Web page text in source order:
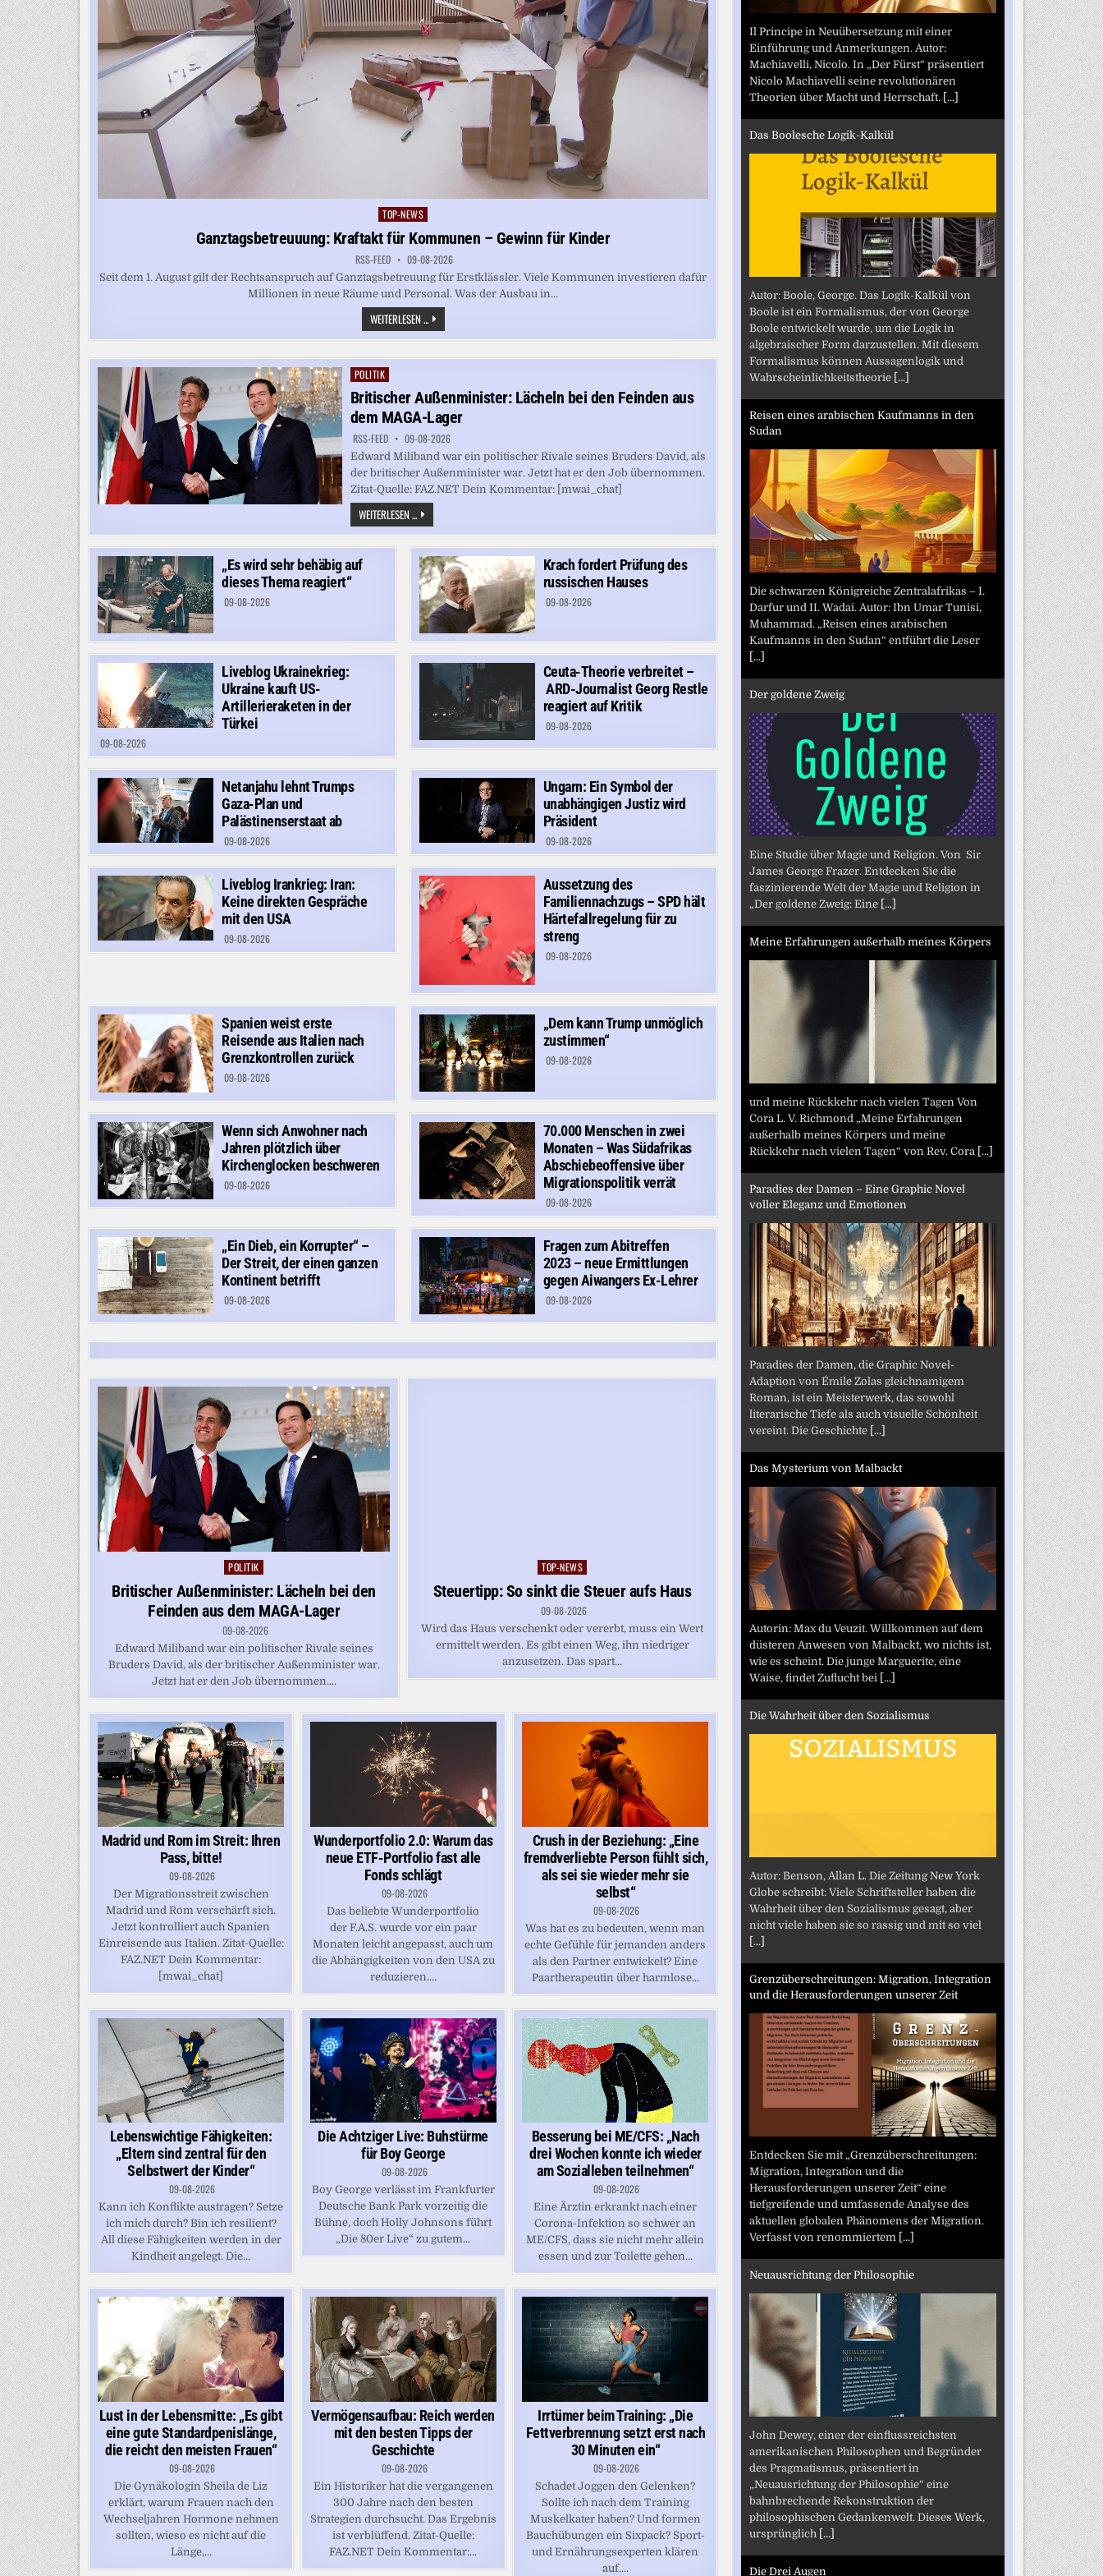
Posted
in
TOP-NEWS
Ganztagsbetreuuung: Kraftakt für Kommunen – Gewinn für Kinder
RSS-FEED 09-08-2026
Seit dem 1. August gilt der Rechtsanspruch auf Ganztagsbetreuung für Erstklässler. Viele Kommunen investieren dafür
Millionen in neue Räume und Personal. Was der Ausbau in...
WEITERLESEN ... GANZTAGSBETREUUUNG:
KRAFTAKT
FÜR
–
KINDER
Posted
in
POLITIK
Britischer Außenminister: Lächeln bei den Feinden aus
dem MAGA-Lager
RSS-FEED 09-08-2026
Edward Miliband war ein politischer Rivale seines Bruders David, als
der britischer Außenminister war. Jetzt hat er den Job übernommen.
Zitat-Quelle: FAZ.NET Dein Kommentar: [mwai_chat]
WEITERLESEN ... BRITISCHER
AUSSENMINISTER: L
ÄCHELN B
EI D
EN F
EINDEN A
US D
EM M
AGA-L
AGER
„Es wird sehr behäbig auf
dieses Thema reagiert“
09-08-2026
Krach fordert Prüfung des
russischen Hauses
09-08-2026
Liveblog Ukrainekrieg:
Ukraine kauft US-
Artillerieraketen in der
Türkei
09-08-2026
Ceuta-Theorie verbreitet –
ARD-Journalist Georg Restle
reagiert auf Kritik
09-08-2026
Netanjahu lehnt Trumps
Gaza-Plan und
Palästinenserstaat ab
09-08-2026
Ungarn: Ein Symbol der
unabhängigen Justiz wird
Präsident
09-08-2026
Liveblog Irankrieg: Iran:
Keine direkten Gespräche
mit den USA
09-08-2026
Aussetzung des
Familiennachzugs – SPD hält
Härtefallregelung für zu
streng
09-08-2026
Spanien weist erste
Reisende aus Italien nach
Grenzkontrollen zurück
09-08-2026
„Dem kann Trump unmöglich
zustimmen“
09-08-2026
Wenn sich Anwohner nach
Jahren plötzlich über
Kirchenglocken beschweren
09-08-2026
70.000 Menschen in zwei
Monaten – Was Südafrikas
Abschiebeoffensive über
Migrationspolitik verrät
09-08-2026
„Ein Dieb, ein Korrupter“ –
Der Streit, der einen ganzen
Kontinent betrifft
09-08-2026
Fragen zum Abitreffen
2023 – neue Ermittlungen
gegen Aiwangers Ex-Lehrer
09-08-2026
Posted
in
POLITIK
Britischer Außenminister: Lächeln bei den
Feinden aus dem MAGA-Lager
09-08-2026
Edward Miliband war ein politischer Rivale seines
Bruders David, als der britischer Außenminister war.
Jetzt hat er den Job übernommen....
Posted
in
TOP-NEWS
Steuertipp: So sinkt die Steuer aufs Haus
09-08-2026
Wird das Haus verschenkt oder vererbt, muss ein Wert
ermittelt werden. Es gibt einen Weg, ihn niedriger
anzusetzen. Das spart...
Madrid und Rom im Streit: Ihren
Pass, bitte!
09-08-2026
Der Migrationsstreit zwischen
Madrid und Rom verschärft sich.
Jetzt kontrolliert auch Spanien
Einreisende aus Italien. Zitat-Quelle:
FAZ.NET Dein Kommentar:
[mwai_chat]
Wunderportfolio 2.0: Warum das
neue ETF-Portfolio fast alle
Fonds schlägt
09-08-2026
Das beliebte Wunderportfolio
der F.A.S. wurde vor ein paar
Monaten leicht angepasst, auch um
die Abhängigkeiten von den USA zu
reduzieren....
Crush in der Beziehung: „Eine
fremdverliebte Person fühlt sich,
als sei sie wieder mehr sie
selbst“
09-08-2026
Was hat es zu bedeuten, wenn man
echte Gefühle für jemanden anders
als den Partner entwickelt? Eine
Paartherapeutin über harmlose...
Lebenswichtige Fähigkeiten:
„Eltern sind zentral für den
Selbstwert der Kinder“
09-08-2026
Kann ich Konflikte austragen? Setze
ich mich durch? Bin ich resilient?
All diese Fähigkeiten werden in der
Kindheit angelegt. Die...
Die Achtziger Live: Buhstürme
für Boy George
09-08-2026
Boy George verlässt im Frankfurter
Deutsche Bank Park vorzeitig die
Bühne, doch Holly Johnsons führt
„Die 80er Live“ zu gutem...
Besserung bei ME/CFS: „Nach
drei Wochen konnte ich wieder
am Sozialleben teilnehmen“
09-08-2026
Eine Ärztin erkrankt nach einer
Corona-Infektion so schwer an
ME/CFS, dass sie nicht mehr allein
essen und zur Toilette gehen...
Lust in der Lebensmitte: „Es gibt
eine gute Standardpenislänge,
die reicht den meisten Frauen“
09-08-2026
Die Gynäkologin Sheila de Liz
erklärt, warum Frauen nach den
Wechseljahren Hormone nehmen
sollten, wieso es nicht auf die
Länge,...
Vermögensaufbau: Reich werden
mit den besten Tipps der
Geschichte
09-08-2026
Ein Historiker hat die vergangenen
300 Jahre nach den besten
Strategien durchsucht. Das Ergebnis
ist verblüffend. Zitat-Quelle:
FAZ.NET Dein Kommentar:...
Irrtümer beim Training: „Die
Fettverbrennung setzt erst nach
30 Minuten ein“
09-08-2026
Schadet Joggen den Gelenken?
Sollte ich nach dem Training
Muskelkater haben? Und formen
Bauchübungen ein Sixpack? Sport-
und Ernährungsexperten klären
auf....
Il Principe in Neuübersetzung mit einer
Einführung und Anmerkungen. Autor:
Machiavelli, Nicolo. In „Der Fürst“ präsentiert
Nicolo Machiavelli seine revolutionären
Theorien über Macht und Herrschaft. [...]
Das Boolesche Logik-Kalkül
Autor: Boole, George. Das Logik-Kalkül von
Boole ist ein Formalismus, der von George
Boole entwickelt wurde, um die Logik in
algebraischer Form darzustellen. Mit diesem
Formalismus können Aussagenlogik und
Wahrscheinlichkeitstheorie [...]
Reisen eines arabischen Kaufmanns in den
Sudan
Die schwarzen Königreiche Zentralafrikas – I.
Darfur und II. Wadai. Autor: Ibn Umar Tunisi,
Muhammad. „Reisen eines arabischen
Kaufmanns in den Sudan“ entführt die Leser
[...]
Der goldene Zweig
Eine Studie über Magie und Religion. Von Sir
James George Frazer. Entdecken Sie die
faszinierende Welt der Magie und Religion in
„Der goldene Zweig: Eine [...]
Meine Erfahrungen außerhalb meines Körpers
und meine Rückkehr nach vielen Tagen Von
Cora L. V. Richmond „Meine Erfahrungen
außerhalb meines Körpers und meine
Rückkehr nach vielen Tagen“ von Rev. Cora [...]
Paradies der Damen – Eine Graphic Novel
voller Eleganz und Emotionen
Paradies der Damen, die Graphic Novel-
Adaption von Émile Zolas gleichnamigem
Roman, ist ein Meisterwerk, das sowohl
literarische Tiefe als auch visuelle Schönheit
vereint. Die Geschichte [...]
Das Mysterium von Malbackt
Autorin: Max du Veuzit. Willkommen auf dem
düsteren Anwesen von Malbackt, wo nichts ist,
wie es scheint. Die junge Marguerite, eine
Waise, findet Zuflucht bei [...]
Die Wahrheit über den Sozialismus
Autor: Benson, Allan L. Die Zeitung New York
Globe schreibt: Viele Schriftsteller haben die
Wahrheit über den Sozialismus gesagt, aber
nicht viele haben sie so rassig und mit so viel
[...]
Grenzüberschreitungen: Migration, Integration
und die Herausforderungen unserer Zeit
Entdecken Sie mit „Grenzüberschreitungen:
Migration, Integration und die
Herausforderungen unserer Zeit“ eine
tiefgreifende und umfassende Analyse des
aktuellen globalen Phänomens der Migration.
Verfasst von renommiertem [...]
Neuausrichtung der Philosophie
John Dewey, einer der einflussreichsten
amerikanischen Philosophen und Begründer
des Pragmatismus, präsentiert in
„Neuausrichtung der Philosophie“ eine
bahnbrechende Rekonstruktion der
philosophischen Gedankenwelt. Dieses Werk,
ursprünglich [...]
Die Drei Augen